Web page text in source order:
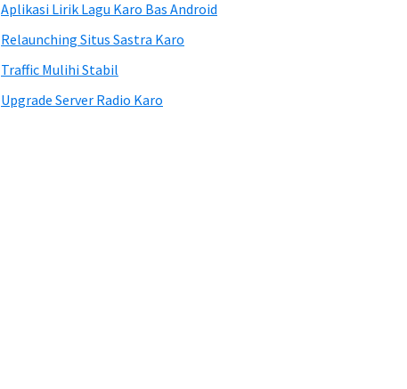
Aplikasi Lirik Lagu Karo Bas Android
Relaunching Situs Sastra Karo
Traffic Mulihi Stabil
Upgrade Server Radio Karo